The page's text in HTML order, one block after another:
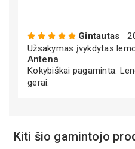
Gintautas
Užsakymas įvykdytas
Antena
Kokybiškai pagaminta.
gerai.
Kiti šio gamintojo